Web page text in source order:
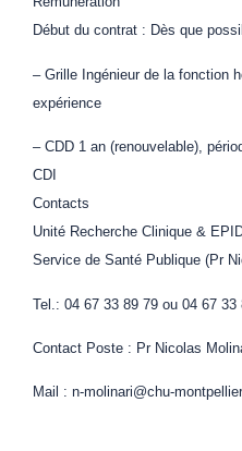
Début du contrat : Dès que
– Grille Ingénieur de la fonction
expérience
– CDD 1 an (renouvelable),
CDI
Contacts
Unité Recherche Clinique &
Service de Santé Publique (Pr
Tel.: 04 67 33 89 79 ou 04 67 33
Contact Poste : Pr Nicolas
Mail : n-molinari@chu-